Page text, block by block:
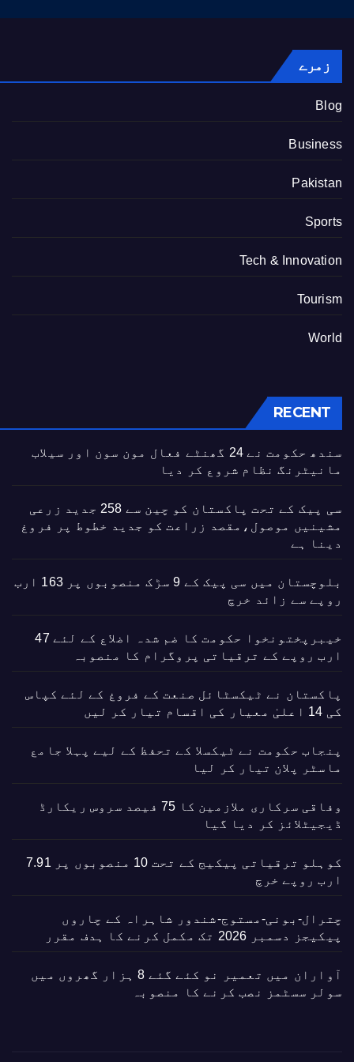
زمرے
Blog
Business
Pakistan
Sports
Tech & Innovation
Tourism
World
RECENT
سندھ حکومت نے 24 گھنٹے فعال مون سون اور سیلاب
مانیٹرنگ نظام شروع کر دیا
سی پیک کے تحت پاکستان کو چین سے 258 جدید زرعی
مشینیں موصول،مقصد زراعت کو جدید خطوط پر فروغ
دینا ہے
بلوچستان میں سی پیک کے 9 سڑک منصوبوں پر 163 ارب
روپے سے زائد خرچ
خیبرپختونخوا حکومت کا ضم شدہ اضلاع کے لئے 47
ارب روپے کے ترقیاتی پروگرام کا منصوبہ
پاکستان نے ٹیکسٹائل صنعت کے فروغ کے لئے کپاس
کی 14 اعلیٰ معیار کی اقسام تیار کر لیں
پنجاب حکومت نے ٹیکسلا کے تحفظ کے لیے پہلا جامع
ماسٹر پلان تیار کر لیا
وفاقی سرکاری ملازمین کا 75 فیصد سروس ریکارڈ
ڈیجیٹلائز کر دیا گیا
کوہلو ترقیاتی پیکیج کے تحت 10 منصوبوں پر 7.91
ارب روپے خرچ
چترال-بونی-مستوج-شندور شاہراہ کے چاروں
پیکیجز دسمبر 2026 تک مکمل کرنے کا ہدف مقرر
آواران میں تعمیر نو کئے گئے 8 ہزار گھروں میں
سولر سسٹمز نصب کرنے کا منصوبہ